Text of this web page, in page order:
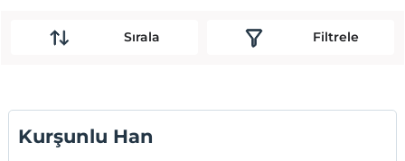
Sırala Filtrele
Kurşunlu Han